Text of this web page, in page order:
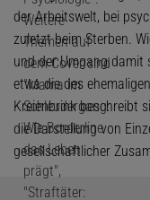
der Arbeitswelt, bei
zuletzt beim Sterben.
und der Umgang damit
etwa die des
Kreienbrink beschreibt
die Darstellung von
gesellschaftlicher